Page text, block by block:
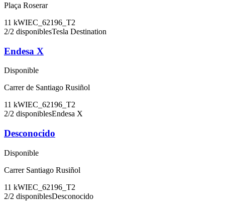
Plaça Roserar
11 kWIEC_62196_T2
2/2 disponiblesTesla Destination
Endesa X
Disponible
Carrer de Santiago Rusiñol
11 kWIEC_62196_T2
2/2 disponiblesEndesa X
Desconocido
Disponible
Carrer Santiago Rusiñol
11 kWIEC_62196_T2
2/2 disponiblesDesconocido